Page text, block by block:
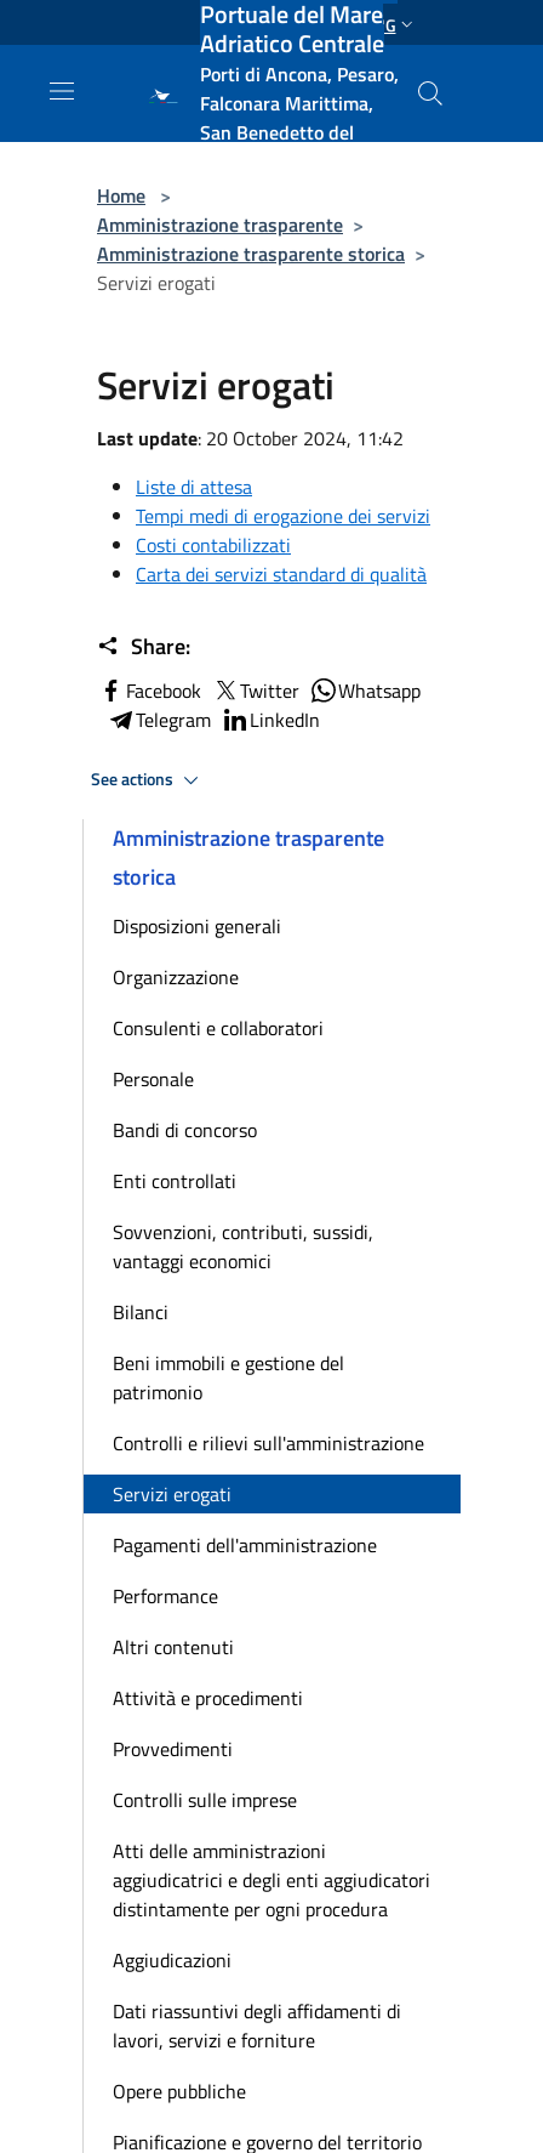
Salta al contenuto principale ENG
Portuale del Mare
Adriatico Centrale
Porti di Ancona, Pesaro,
Falconara Marittima,
San Benedetto del
Home >
Amministrazione trasparente >
Amministrazione trasparente storica >
Servizi erogati
Servizi erogati
Last update: 20 October 2024, 11:42
Liste di attesa
Tempi medi di erogazione dei servizi
Costi contabilizzati
Carta dei servizi standard di qualità
Share:
Facebook Twitter
Whatsapp
Telegram
LinkedIn
See actions
Amministrazione trasparente
storica
Disposizioni generali
Organizzazione
Consulenti e collaboratori
Personale
Bandi di concorso
Enti controllati
Sovvenzioni, contributi, sussidi,
vantaggi economici
Bilanci
Beni immobili e gestione del
patrimonio
Controlli e rilievi sull'amministrazione
Servizi erogati
Pagamenti dell'amministrazione
Performance
Altri contenuti
Attività e procedimenti
Provvedimenti
Controlli sulle imprese
Atti delle amministrazioni
aggiudicatrici e degli enti aggiudicatori
distintamente per ogni procedura
Aggiudicazioni
Dati riassuntivi degli affidamenti di
lavori, servizi e forniture
Opere pubbliche
Pianificazione e governo del territorio